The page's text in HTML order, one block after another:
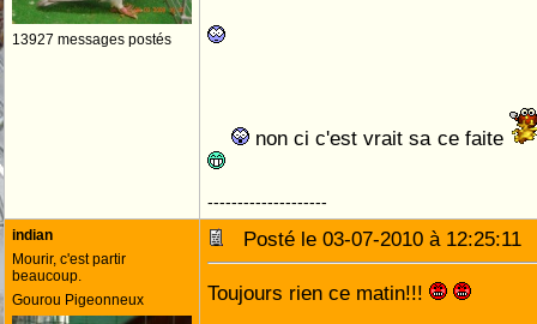
13927 messages postés
non ci c'est vrait sa ce faite
--------------------
indian
Mourir, c'est partir
beaucoup.
Gourou Pigeonneux
Posté le 03-07-2010 à
Toujours rien ce matin!!!